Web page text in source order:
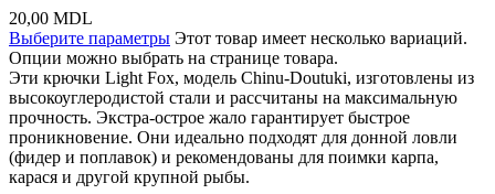
20,00 MDL
Выберите параметры Этот товар имеет несколько вариаций.
Опции можно выбрать на странице товара.
Эти крючки Light Fox, модель Chinu-Doutuki, изготовлены из
высокоуглеродистой стали и рассчитаны на максимальную
прочность. Экстра-острое жало гарантирует быстрое
проникновение. Они идеально подходят для донной ловли
(фидер и поплавок) и рекомендованы для поимки карпа,
карася и другой крупной рыбы.